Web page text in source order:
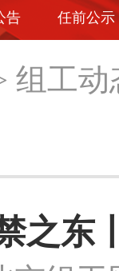
告 任前公示
组工动
之东